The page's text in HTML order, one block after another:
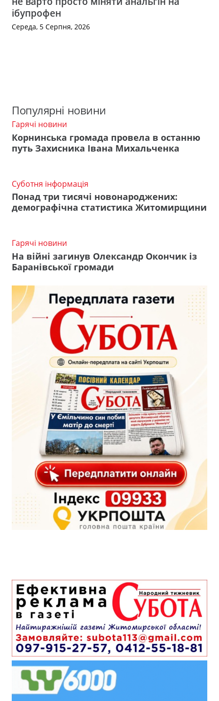
ібупрофен
Середа, 5 Серпня, 2026
Популярні новини
Гарячі новини
Корнинська громада провела в останню
путь Захисника Івана Михальченка
Суботня інформація
Понад три тисячі новонароджених:
демографічна статистика Житомирщини
Гарячі новини
На війні загинув Олександр Окончик із
Баранівської громади